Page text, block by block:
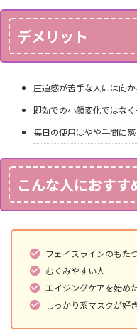
デメリット
圧迫感が苦手な人には向
即効での小顔変化ではな
毎日の使用はやや手間に
こんな人におすす
フェイスラインのもた
むくみやすい人
エイジングケアを始め
しっかり系マスクが好